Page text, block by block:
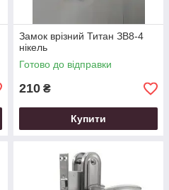
Замок врізний Титан ЗВ8-4
нікель
Готово до відправки
210 ₴
Купити